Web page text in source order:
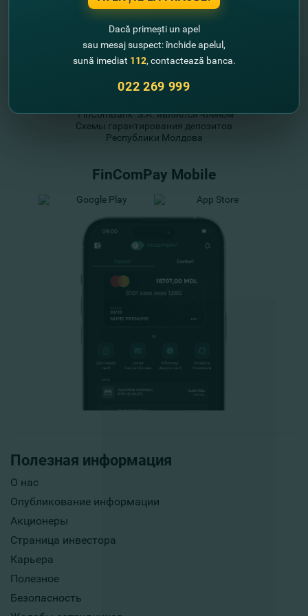
Полезная информация
О нас
Опубликование информации
Акционеры
Страница инвестора
Карьера
Полезное
Безопасность
"FinComBank" S.A. является членом
Схемы гарантирования депозитов
Республики Молдова
FinComPay Mobile
Dacă primești un apel
sau mesaj suspect: închide apelul,
sună imediat 112, contactează banca.
022 269 999